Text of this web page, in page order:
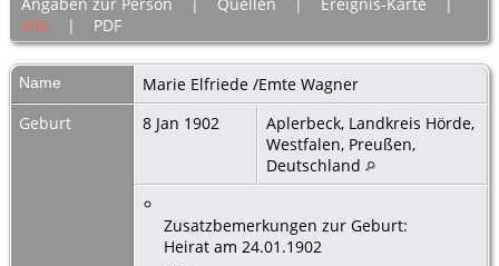
Alle | PDF
Name Marie Elfriede /Emte Wagner
Geburt
8 Jan 1902
Aplerbeck, Landkreis Hörde,
Westfalen, Preußen,
Deutschland
Zusatzbemerkungen zur Geburt:
Heirat am 24.01.1902